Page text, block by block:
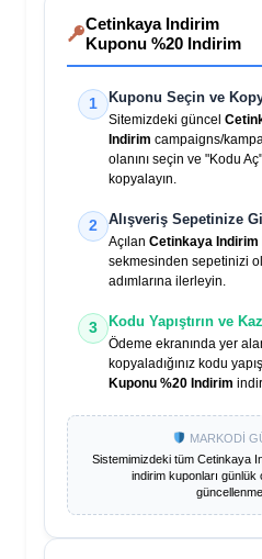
Cetinkaya Indirim
Kuponu %20 Indirim
1 Kuponu Seçin ve
Sitemizdeki güncel
Indirim campaigns/
olanını seçin ve "Kodu
kopyalayın.
2 Alışveriş Sepetinize
Açılan Cetinkaya Indirim
sekmesinden sepetinizi
adımlarına ilerleyin.
3 Kodu Yapıştırın ve
Ödeme ekranında yer
kopyaladığınız kodu
Kuponu %20 Indirim
MARKODİ
Sistemimizdeki tüm Cetinkaya
indirim kuponları